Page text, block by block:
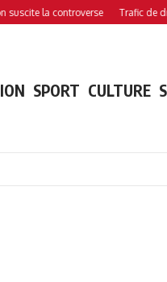
la controverse Trafic de drogue :
SPORT CULTURE